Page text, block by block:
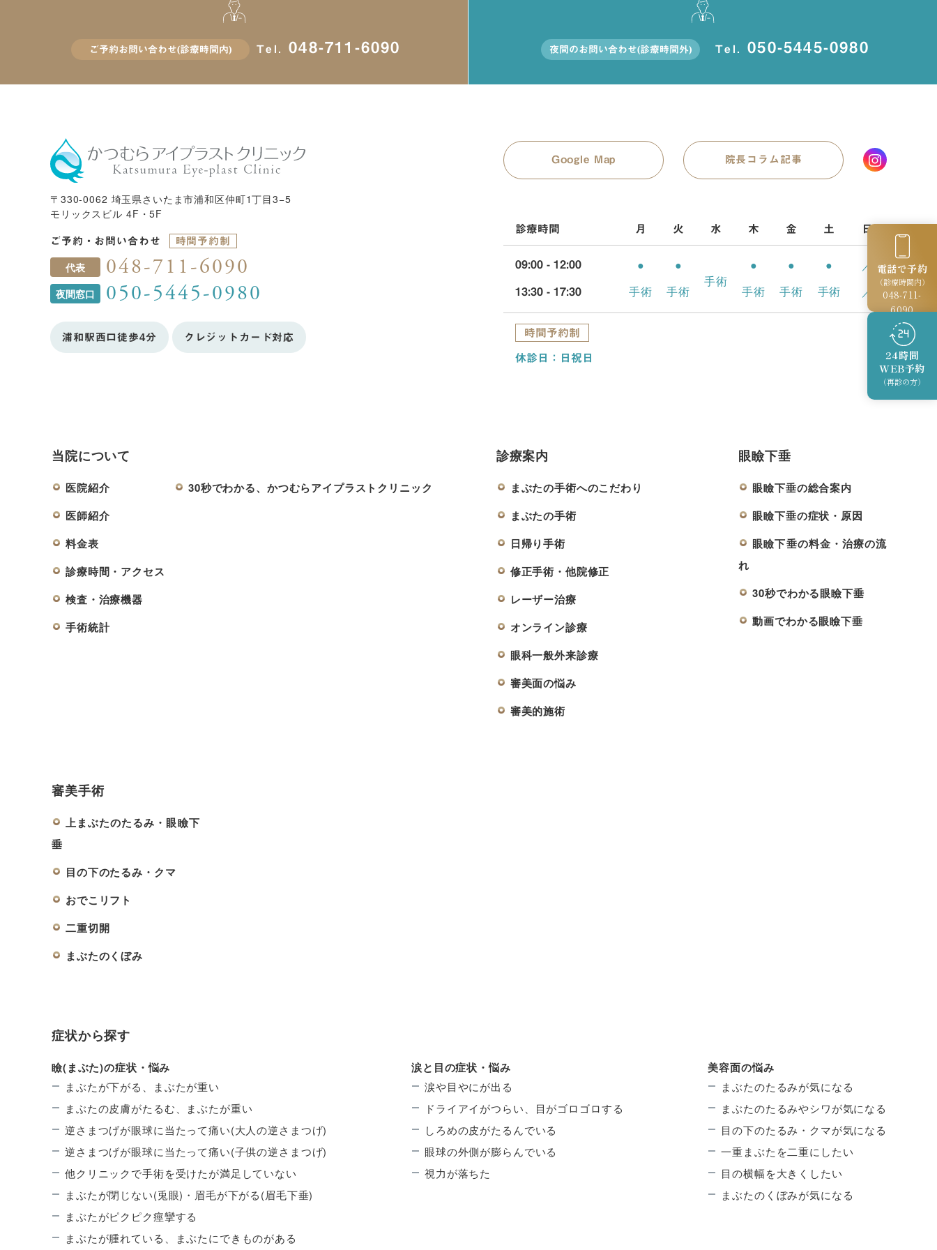
電話で予約
（診療時間内）
048-711-
6090
24時間
WEB予約
（再診の方）
ご予約お問い合わせ(診療時間内) Tel. 048-711-6090 夜間のお問い合わせ(診療時間外) Tel. 050-5445-0980
〒330-0062 埼玉県さいたま市浦和区仲町1丁目3−5
モリックスビル 4F・5F
ご予約・お問い合わせ 時間予約制
代表 048-711-6090
夜間窓口 050-5445-0980
浦和駅西口徒歩4分 クレジットカード対応
Google Map 院長コラム記事
診療時間 月 火 水 木 金 土 日
09:00 - 12:00 ●
●
手術
● ● ● ／
13:30 - 17:30 手術 手術 手術 手術 手術 ／
時間予約制
休診日：日祝日
当院について
医院紹介
医師紹介
料金表
診療時間・アクセス
検査・治療機器
手術統計
30秒でわかる、かつむらアイプラストクリニック
診療案内
まぶたの手術へのこだわり
まぶたの手術
日帰り手術
修正手術・他院修正
レーザー治療
オンライン診療
眼科一般外来診療
審美面の悩み
審美的施術
眼瞼下垂
眼瞼下垂の総合案内
眼瞼下垂の症状・原因
眼瞼下垂の料金・治療の流
れ
30秒でわかる眼瞼下垂
動画でわかる眼瞼下垂
審美手術
上まぶたのたるみ・眼瞼下
垂
目の下のたるみ・クマ
おでこリフト
二重切開
まぶたのくぼみ
症状から探す
瞼(まぶた)の症状・悩み
まぶたが下がる、まぶたが重い
まぶたの皮膚がたるむ、まぶたが重い
逆さまつげが眼球に当たって痛い(大人の逆さまつげ)
逆さまつげが眼球に当たって痛い(子供の逆さまつげ)
他クリニックで手術を受けたが満足していない
まぶたが閉じない(兎眼)・眉毛が下がる(眉毛下垂)
まぶたがピクピク痙攣する
まぶたが腫れている、まぶたにできものがある
涙と目の症状・悩み
涙や目やにが出る
ドライアイがつらい、目がゴロゴロする
しろめの皮がたるんでいる
眼球の外側が膨らんでいる
視力が落ちた
美容面の悩み
まぶたのたるみが気になる
まぶたのたるみやシワが気になる
目の下のたるみ・クマが気になる
一重まぶたを二重にしたい
目の横幅を大きくしたい
まぶたのくぼみが気になる